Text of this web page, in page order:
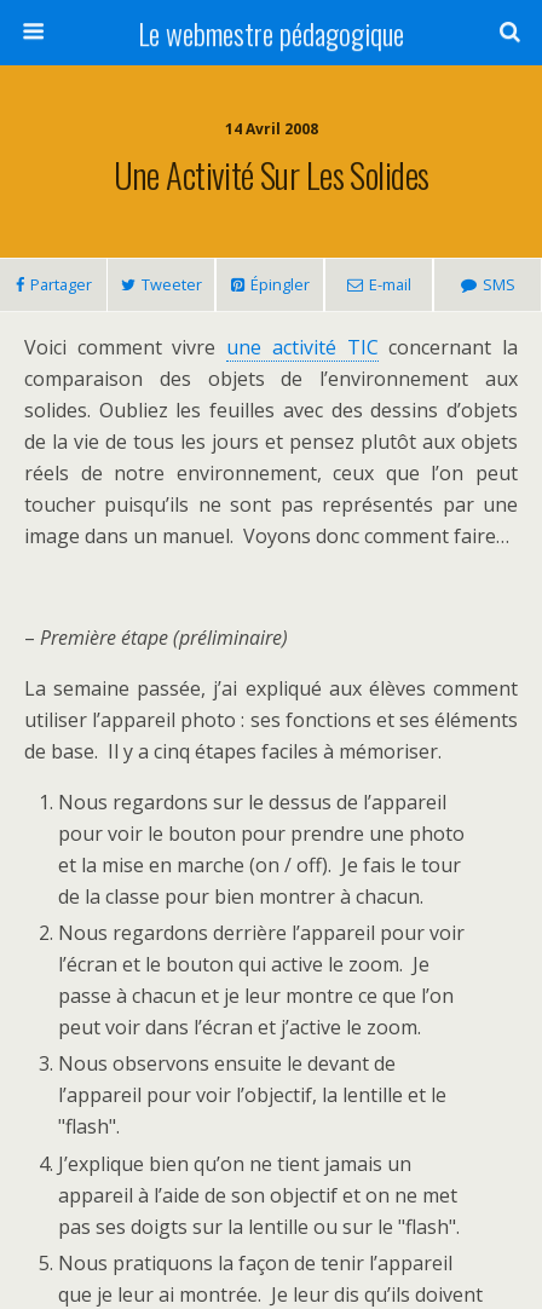
Le webmestre pédagogique
14 Avril 2008
Une Activité Sur Les Solides
Partager Tweeter Épingler E-mail SMS
Voici comment vivre une activité TIC concernant la
comparaison des objets de l’environnement aux
solides. Oubliez les feuilles avec des dessins d’objets
de la vie de tous les jours et pensez plutôt aux objets
réels de notre environnement, ceux que l’on peut
toucher puisqu’ils ne sont pas représentés par une
image dans un manuel. Voyons donc comment faire…
– Première étape (préliminaire)
La semaine passée, j’ai expliqué aux élèves comment
utiliser l’appareil photo : ses fonctions et ses éléments
de base. Il y a cinq étapes faciles à mémoriser.
Nous regardons sur le dessus de l’appareil
pour voir le bouton pour prendre une photo
et la mise en marche (on / off). Je fais le tour
de la classe pour bien montrer à chacun.
Nous regardons derrière l’appareil pour voir
l’écran et le bouton qui active le zoom. Je
passe à chacun et je leur montre ce que l’on
peut voir dans l’écran et j’active le zoom.
Nous observons ensuite le devant de
l’appareil pour voir l’objectif, la lentille et le
"flash".
J’explique bien qu’on ne tient jamais un
appareil à l’aide de son objectif et on ne met
pas ses doigts sur la lentille ou sur le "flash".
Nous pratiquons la façon de tenir l’appareil
que je leur ai montrée. Je leur dis qu’ils doivent